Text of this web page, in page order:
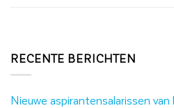
RECENTE BERICHTEN
Nieuwe aspirantensalarissen van